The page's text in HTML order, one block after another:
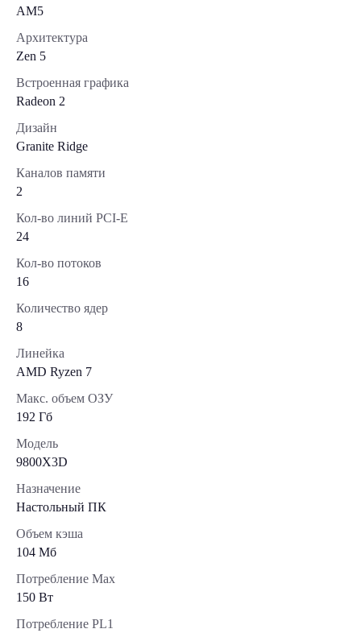
AM5
Архитектура
Zen 5
Встроенная графика
Radeon 2
Дизайн
Granite Ridge
Каналов памяти
2
Кол-во линий PCI-E
24
Кол-во потоков
16
Количество ядер
8
Линейка
AMD Ryzen 7
Макс. объем ОЗУ
192 Гб
Модель
9800X3D
Назначение
Настольный ПК
Объем кэша
104 Мб
Потребление Max
150 Вт
Потребление PL1